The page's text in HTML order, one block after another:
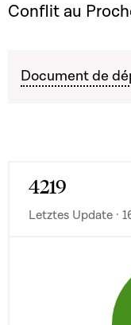
Conflit au
Document de
4219
Letztes Update ·